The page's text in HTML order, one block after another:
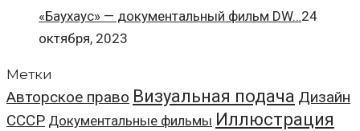
«Баухаус» — документальный фильм DW…24
октября, 2023
Метки
Авторское право Визуальная подача Дизайн
СССР Документальные фильмы Иллюстрация